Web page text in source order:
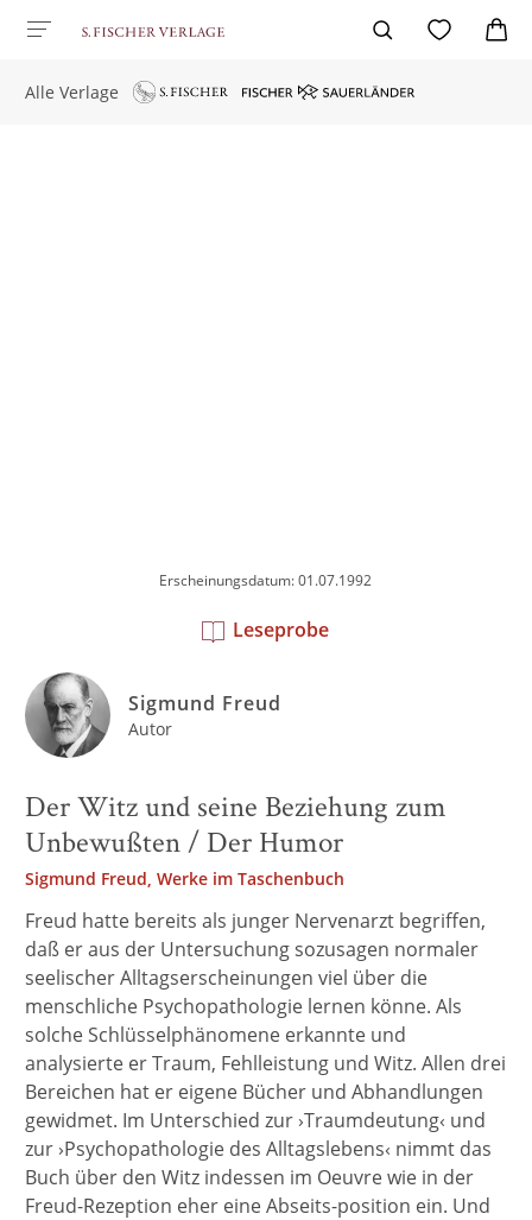
Alle Verlage
Erscheinungsdatum: 01.07.1992
Leseprobe
Sigmund Freud
Autor
Der Witz und seine Beziehung zum
Unbewußten / Der Humor
Sigmund Freud, Werke im Taschenbuch
Freud hatte bereits als junger Nervenarzt begriffen,
daß er aus der Untersuchung sozusagen normaler
seelischer Alltagserscheinungen viel über die
menschliche Psychopathologie lernen könne. Als
solche Schlüsselphänomene erkannte und
analysierte er Traum, Fehlleistung und Witz. Allen drei
Bereichen hat er eigene Bücher und Abhandlungen
gewidmet. Im Unterschied zur ›Traumdeutung‹ und
zur ›Psychopathologie des Alltagslebens‹ nimmt das
Buch über den Witz indessen im Oeuvre wie in der
Freud-Rezeption eher eine Abseits-position ein. Und